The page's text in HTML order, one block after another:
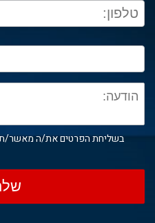
בשליחת הפרטים את/ה